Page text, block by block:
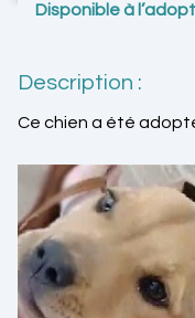
Disponible à
Description :
Ce chien a été